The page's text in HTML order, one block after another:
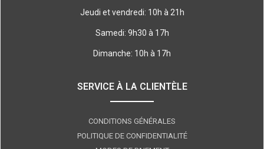
Jeudi et vendredi: 10h à 21h
Samedi: 9h30 à 17h
Dimanche: 10h à 17h
SERVICE À LA CLIENTÈLE
CONDITIONS GÉNÉRALES
POLITIQUE DE CONFIDENTIALITÉ